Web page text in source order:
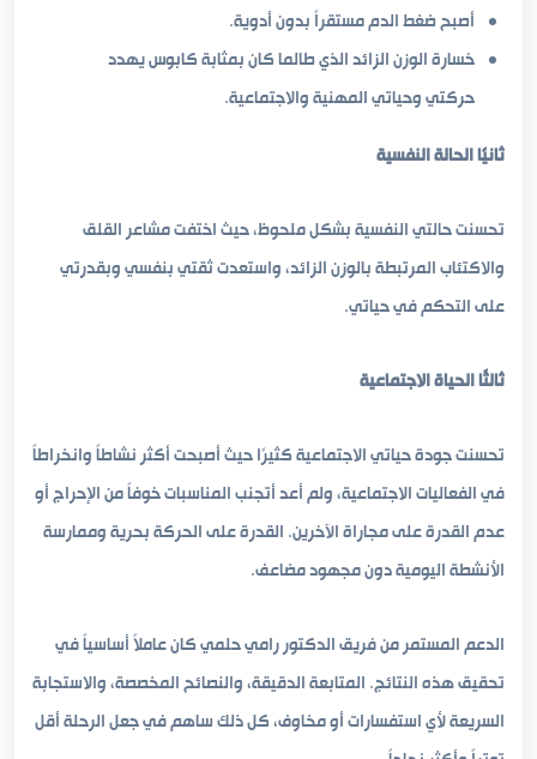
أصبح ضغط الدم مستقراً بدون أدوية.
خسارة الوزن الزائد الذي طالما كان بمثابة كابوس يهدد
حركتي وحياتي المهنية والاجتماعية.
ثانيًا الحالة النفسية
تحسنت حالتي النفسية بشكل ملحوظ، حيث اختفت مشاعر القلق
والاكتئاب المرتبطة بالوزن الزائد، واستعدت ثقتي بنفسي وبقدرتي
على التحكم في حياتي.
ثالثًا الحياة الاجتماعية
تحسنت جودة حياتي الاجتماعية كثيرًا حيث أصبحت أكثر نشاطاً وانخراطاً
في الفعاليات الاجتماعية، ولم أعد أتجنب المناسبات خوفاً من الإحراج أو
عدم القدرة على مجاراة الآخرين. القدرة على الحركة بحرية وممارسة
الأنشطة اليومية دون مجهود مضاعف.
الدعم المستمر من فريق الدكتور رامي حلمي كان عاملاً أساسياً في
تحقيق هذه النتائج. المتابعة الدقيقة، والنصائح المخصصة، والاستجابة
السريعة لأي استفسارات أو مخاوف، كل ذلك ساهم في جعل الرحلة أقل